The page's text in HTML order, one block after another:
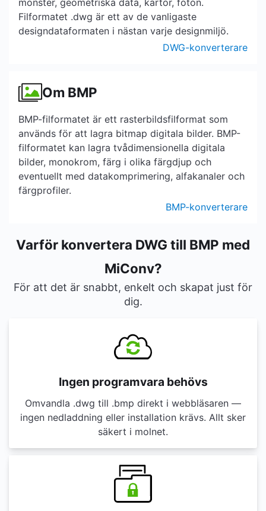
mönster, geometriska data, kartor, foton.
Filformatet .dwg är ett av de vanligaste
designdataformaten i nästan varje designmiljö.
DWG-konverterare
Om BMP
BMP-filformatet är ett rasterbildsfilformat som
används för att lagra bitmap digitala bilder. BMP-
filformatet kan lagra tvådimensionella digitala
bilder, monokrom, färg i olika färgdjup och
eventuellt med datakomprimering, alfakanaler och
färgprofiler.
BMP-konverterare
Varför konvertera DWG till BMP med
MiConv?
För att det är snabbt, enkelt och skapat just för
dig.
Ingen programvara behövs
Omvandla .dwg till .bmp direkt i webbläsaren —
ingen nedladdning eller installation krävs. Allt sker
säkert i molnet.